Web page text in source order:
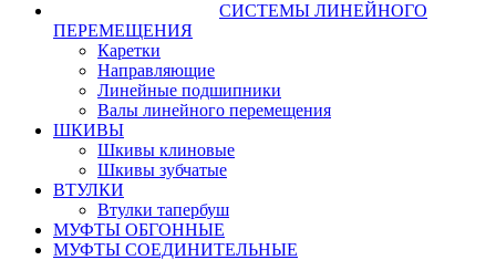
СИСТЕМЫ ЛИНЕЙНОГО
ПЕРЕМЕЩЕНИЯ
Каретки
Направляющие
Линейные подшипники
Валы линейного перемещения
ШКИВЫ
Шкивы клиновые
Шкивы зубчатые
ВТУЛКИ
Втулки тапербуш
МУФТЫ ОБГОННЫЕ
МУФТЫ СОЕДИНИТЕЛЬНЫЕ